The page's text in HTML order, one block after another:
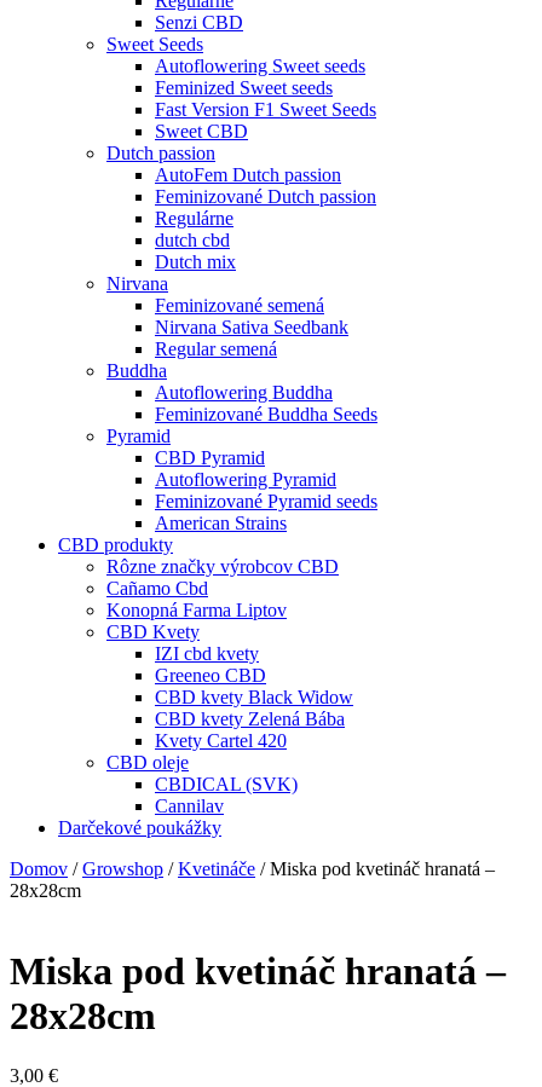
Senzi CBD
Sweet Seeds
Autoflowering Sweet seeds
Feminized Sweet seeds
Fast Version F1 Sweet Seeds
Sweet CBD
Dutch passion
AutoFem Dutch passion
Feminizované Dutch passion
Regulárne
dutch cbd
Dutch mix
Nirvana
Feminizované semená
Nirvana Sativa Seedbank
Regular semená
Buddha
Autoflowering Buddha
Feminizované Buddha Seeds
Pyramid
CBD Pyramid
Autoflowering Pyramid
Feminizované Pyramid seeds
American Strains
CBD produkty
Rôzne značky výrobcov CBD
Cañamo Cbd
Konopná Farma Liptov
CBD Kvety
IZI cbd kvety
Greeneo CBD
CBD kvety Black Widow
CBD kvety Zelená Bába
Kvety Cartel 420
CBD oleje
CBDICAL (SVK)
Cannilav
Darčekové poukážky
Domov /Growshop /Kvetináče / Miska pod kvetináč hranatá –
28x28cm
Miska pod kvetináč hranatá –
28x28cm
3,00 €